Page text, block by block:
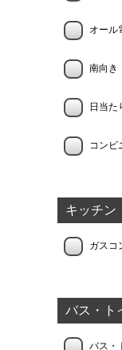
オール
南向き
日当た
コンビ
キッチン
ガスコ
バス・ト
バス・